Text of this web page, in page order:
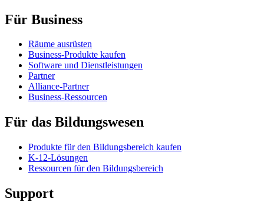
Für Business
Räume ausrüsten
Business-Produkte kaufen
Software und Dienstleistungen
Partner
Alliance-Partner
Business-Ressourcen
Für das Bildungswesen
Produkte für den Bildungsbereich kaufen
K-12-Lösungen
Ressourcen für den Bildungsbereich
Support